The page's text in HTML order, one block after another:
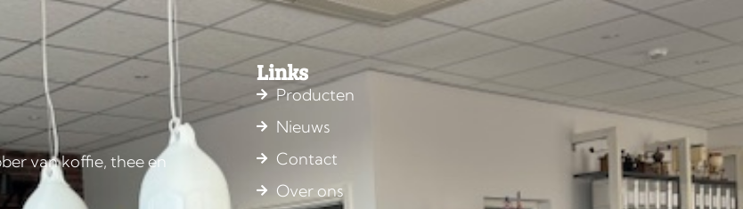
van koffie, thee en
Links
Producten
Nieuws
Contact
Over ons